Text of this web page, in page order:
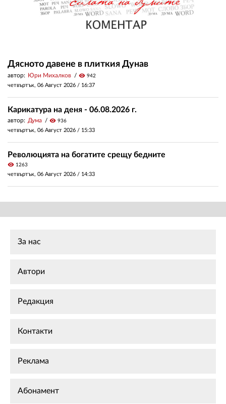
Дясното давене в плиткия Дунав
автор: Юри Михалков visibility 942
четвъртък, 06 Август 2026 / 16:37
Карикатура на деня - 06.08.2026 г.
автор: Дума visibility 936
четвъртък, 06 Август 2026 / 15:33
Революцията на богатите срещу бедните
visibility 1263
четвъртък, 06 Август 2026 / 14:33
За нас
Автори
Редакция
Контакти
Реклама
Абонамент